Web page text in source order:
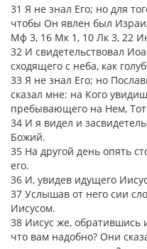
31 Я не знал Его; но для
чтобы Он явлен был
Мф 3, 16 Мк 1, 10 Лк 3, 22
32 И свидетельствовал
сходящего с неба, как
33 Я не знал Его; но
сказал мне: на Кого
пребывающего на Нем,
34 И я видел и
Божий.
35 На другой день опять
его.
36 И, увидев идущего
37 Услышав от него сии
Иисусом.
38 Иисус же, обратившись
что вам надобно? Они